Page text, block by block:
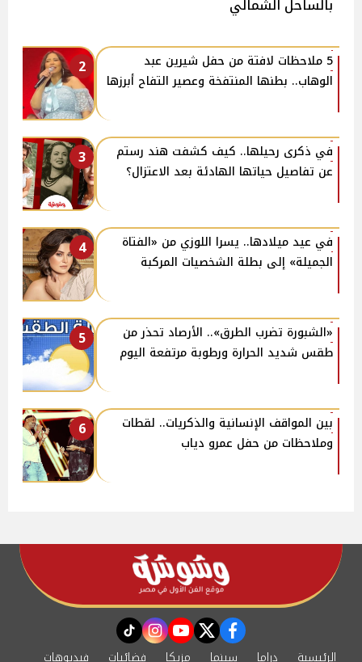
بالساحل الشمالي
2
5 ملاحظات لافتة من حفل شيرين عبد
الوهاب.. بطنها المنتفخة وعصير التفاح أبرزها
3
في ذكرى رحيلها.. كيف كشفت هند رستم
عن تفاصيل حياتها الهادئة بعد الاعتزال؟
4
في عيد ميلادها.. يسرا اللوزي من «الفتاة
الجميلة» إلى بطلة الشخصيات المركبة
5
«الشبورة تضرب الطرق».. الأرصاد تحذر من
طقس شديد الحرارة ورطوبة مرتفعة اليوم
6
بين المواقف الإنسانية والذكريات.. لقطات
وملاحظات من حفل عمرو دياب
facebook
twitter
youtube
instagram
tiktok
الرئيسية دراما سينما مزيكا فضائيات فيديوهات